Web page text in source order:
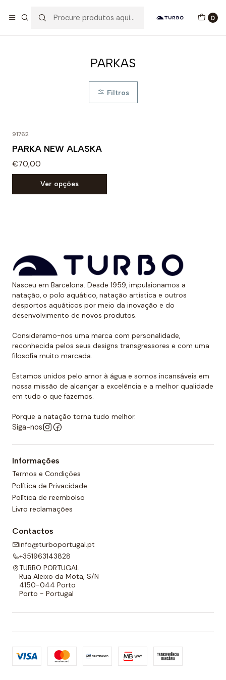
0
PARKAS
Filtros
91762
PARKA NEW ALASKA
€70,00
Ver opções
Nasceu em Barcelona. Desde 1959, impulsionamos a
natação, o polo aquático, natação artística e outros
desportos aquáticos por meio da inovação e do
desenvolvimento de novos produtos.
Consideramo-nos uma marca com personalidade,
reconhecida pelos seus designs transgressores e com uma
filosofia muito marcada.
Estamos unidos pelo amor à água e somos incansáveis em
nossa missão de alcançar a excelência e a melhor qualidade
em tudo o que fazemos.
Porque a natação torna tudo melhor.
Siga-nos
Informações
Termos e Condições
Política de Privacidade
Política de reembolso
Livro reclamações
Contactos
info@turboportugal.pt
+351963143828
TURBO PORTUGAL
Rua Aleixo da Mota, S/N
4150-044 Porto
Porto - Portugal